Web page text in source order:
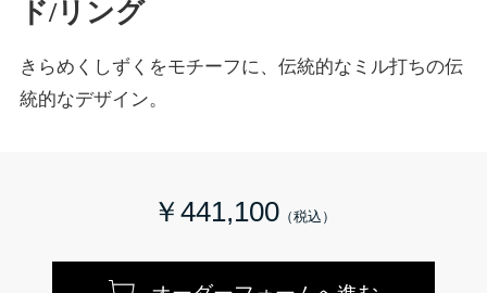
ド/リング
きらめくしずくをモチーフに、伝統的なミル打ちの伝
統的なデザイン。
￥441,100